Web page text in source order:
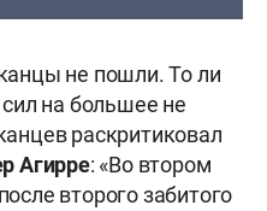
не пошли. То ли
на большее не
раскритиковал
Агирре: «Во втором
второго забитого